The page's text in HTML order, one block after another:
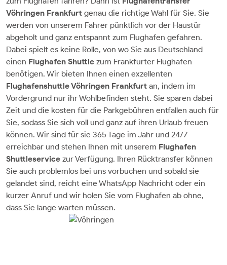
Vöhringen Frankfurt genau die richtige Wahl für Sie. Sie
werden von unserem Fahrer pünktlich vor der Haustür
abgeholt und ganz entspannt zum Flughafen gefahren.
Dabei spielt es keine Rolle, von wo Sie aus Deutschland
einen Flughafen Shuttle zum Frankfurter Flughafen
benötigen. Wir bieten Ihnen einen exzellenten
Flughafenshuttle Vöhringen Frankfurt an, indem im
Vordergrund nur ihr Wohlbefinden steht. Sie sparen dabei
Zeit und die kosten für die Parkgebühren entfallen auch für
Sie, sodass Sie sich voll und ganz auf ihren Urlaub freuen
können. Wir sind für sie 365 Tage im Jahr und 24/7
erreichbar und stehen Ihnen mit unserem Flughafen
Shuttleservice zur Verfügung. Ihren Rücktransfer können
Sie auch problemlos bei uns vorbuchen und sobald sie
gelandet sind, reicht eine WhatsApp Nachricht oder ein
kurzer Anruf und wir holen Sie vom Flughafen ab ohne,
dass Sie lange warten müssen.